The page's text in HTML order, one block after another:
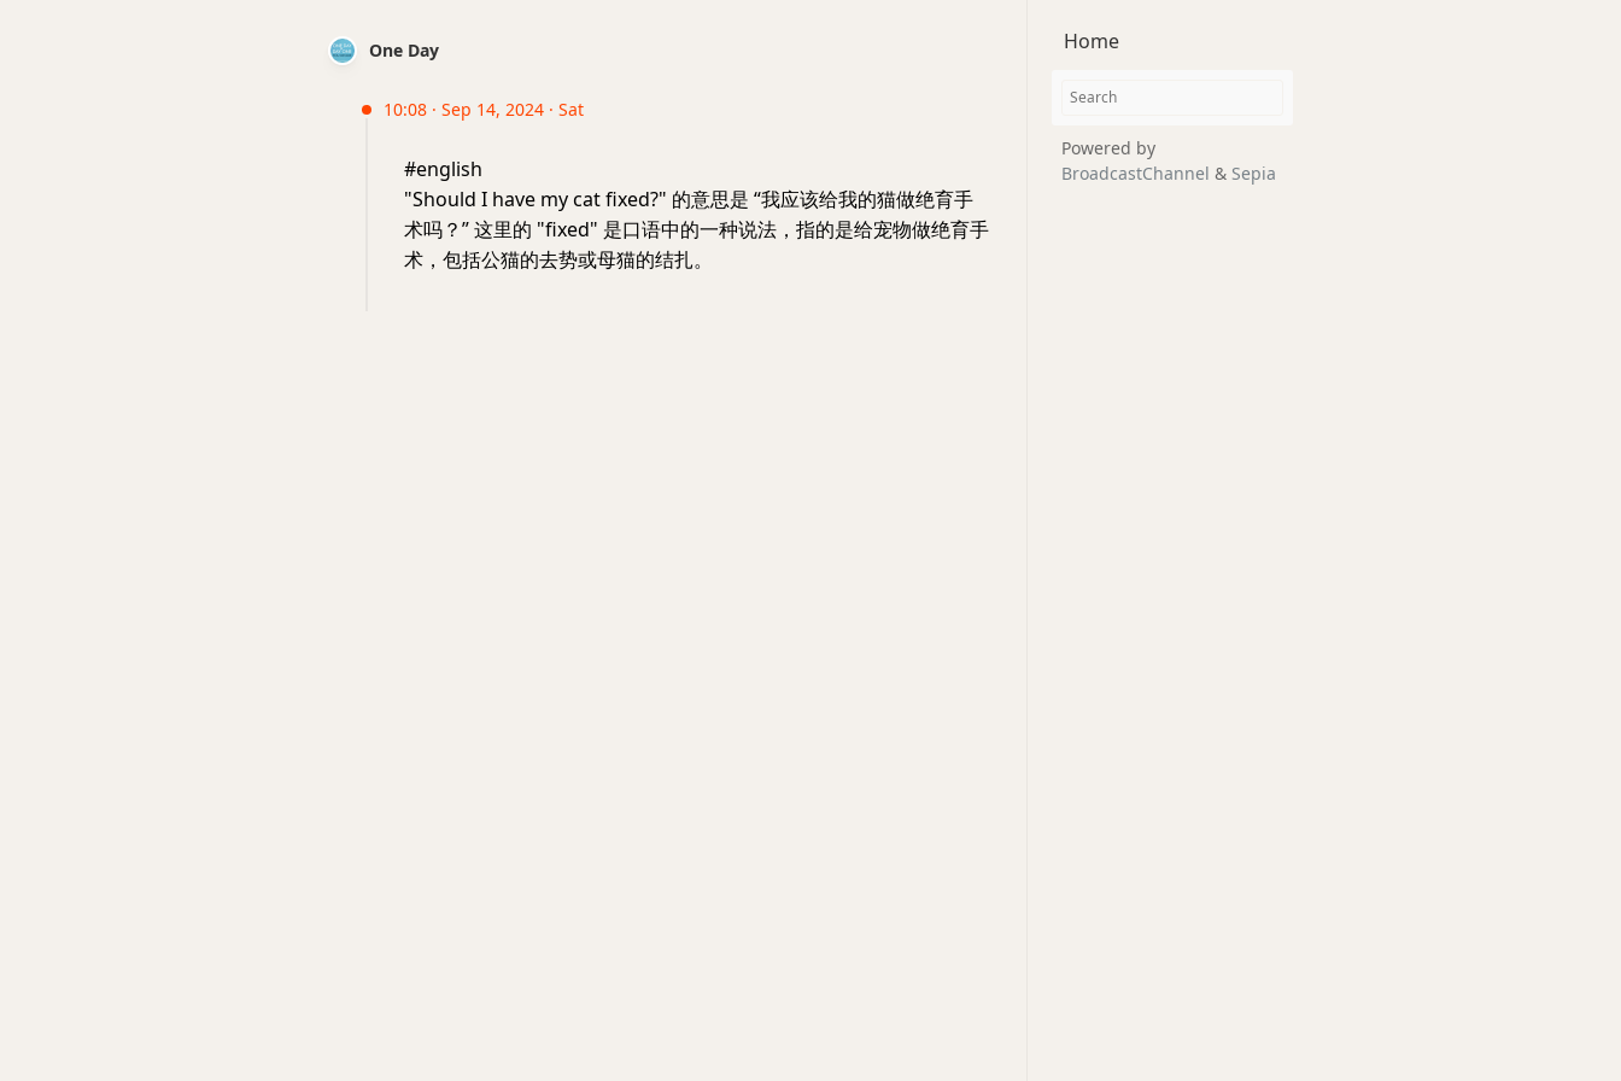
One Day
10:08 · Sep 14, 2024 · Sat
#english
"Should I have my cat fixed?" 的意思是 “我应该给我的猫做绝育手
术吗？” 这里的 "fixed" 是口语中的一种说法，指的是给宠物做绝育手
术，包括公猫的去势或母猫的结扎。
Home
Powered by
BroadcastChannel & Sepia